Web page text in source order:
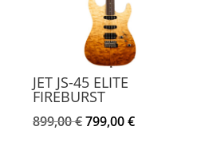
JET JS-45 ELITE
FIREBURST
899,00€El
799,00€El